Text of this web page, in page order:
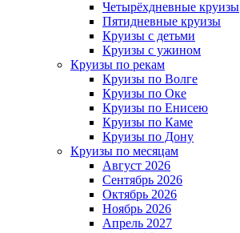
Четырёхдневные круизы
Пятидневные круизы
Круизы с детьми
Круизы с ужином
Круизы по рекам
Круизы по Волге
Круизы по Оке
Круизы по Енисею
Круизы по Каме
Круизы по Дону
Круизы по месяцам
Август 2026
Сентябрь 2026
Октябрь 2026
Ноябрь 2026
Апрель 2027